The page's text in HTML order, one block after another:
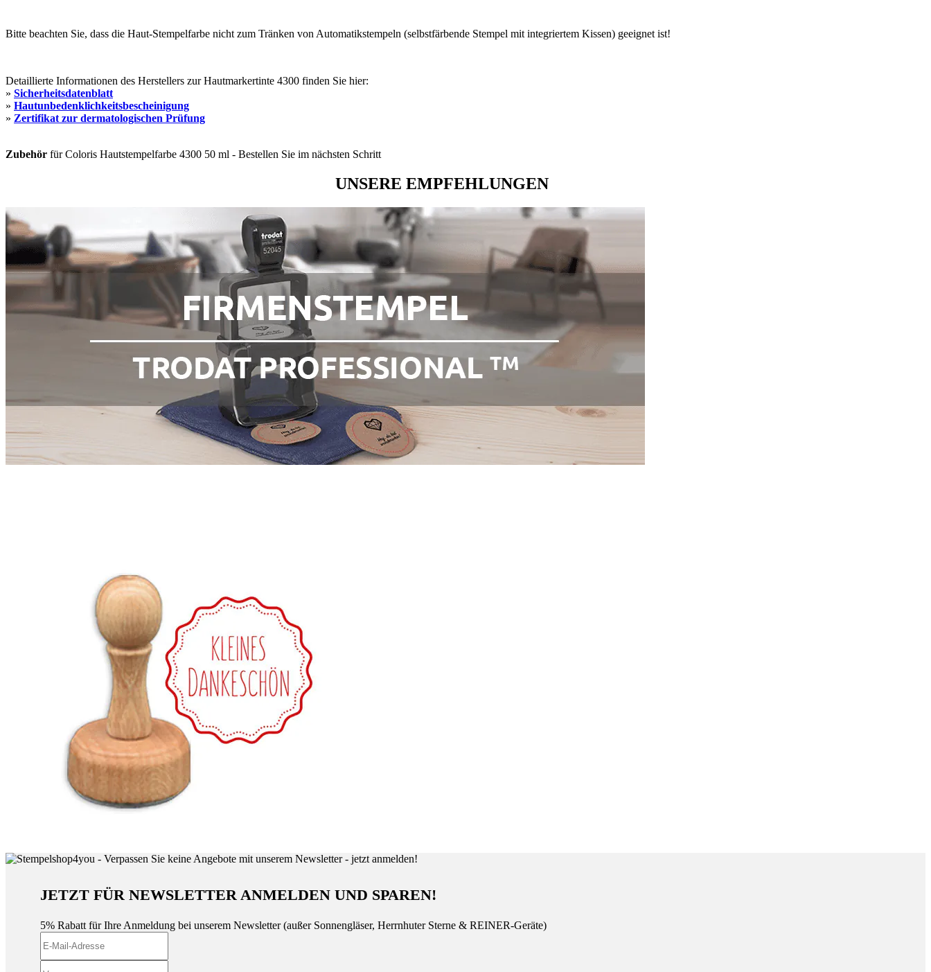
Bitte beachten Sie, dass die Haut-Stempelfarbe nicht zum Tränken von Automatikstempeln (selbstfärbende Stempel mit integriertem Kissen) geeignet ist!
Detaillierte Informationen des Herstellers zur Hautmarkertinte 4300 finden Sie hier:
» Sicherheitsdatenblatt
» Hautunbedenklichkeitsbescheinigung
» Zertifikat zur dermatologischen Prüfung
Zubehör für Coloris Hautstempelfarbe 4300 50 ml - Bestellen Sie im nächsten Schritt
UNSERE EMPFEHLUNGEN
JETZT FÜR NEWSLETTER ANMELDEN UND SPAREN!
5% Rabatt für Ihre Anmeldung bei unserem Newsletter (außer Sonnengläser, Herrnhuter Sterne & REINER-Geräte)